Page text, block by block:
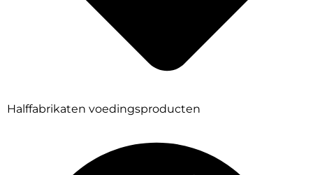
Halffabrikaten voedingsproducten